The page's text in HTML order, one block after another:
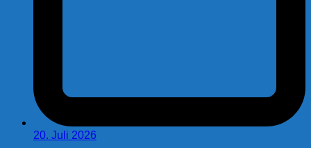
20. Juli 2026